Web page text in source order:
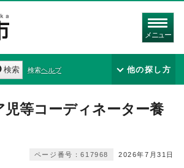
メニュー
検索 検索ヘルプ 他の探し方
児等コーディネーター養
2026年7月31日
ページ番号：617968